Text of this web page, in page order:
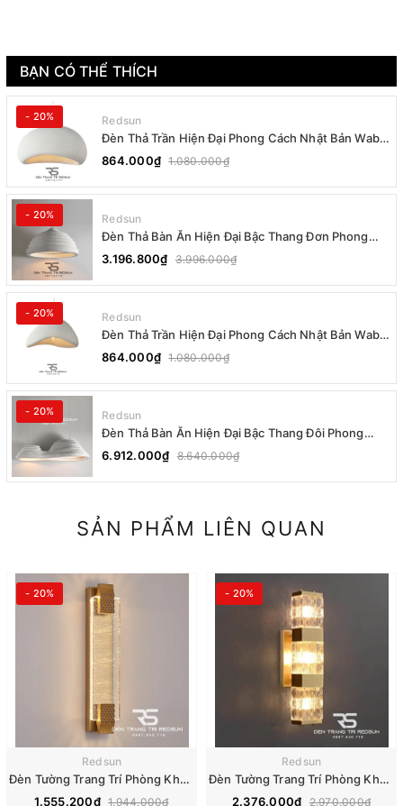
BẠN CÓ THỂ THÍCH
- 20% Redsun
Đèn Thả Trần Hiện Đại Phong Cách Nhật Bản Wabi-
sabi CDT-T036 Dáng B
864.000₫ 1.080.000₫
- 20% Redsun
Đèn Thả Bàn Ăn Hiện Đại Bậc Thang Đơn Phong
Cách Nhật Bản Wabi-sabi DC-T078B
3.196.800₫ 3.996.000₫
- 20% Redsun
Đèn Thả Trần Hiện Đại Phong Cách Nhật Bản Wabi-
sabi CDT-T036 Dáng A
864.000₫ 1.080.000₫
- 20% Redsun
Đèn Thả Bàn Ăn Hiện Đại Bậc Thang Đôi Phong
Cách Nhật Bản Wabi-sabi DC-T078A
6.912.000₫ 8.640.000₫
SẢN PHẨM LIÊN QUAN
- 20%
Redsun
Đèn Tường Trang Trí Phòng Khách, Phòng Ngủ, Cầu Thang Phong Cách Bắc Âu Chất Liệu Pha Lê DTP-001
1.555.200₫ 1.944.000₫
- 20%
Redsun
Đèn Tường Trang Trí Phòng Khách, Phòng Ngủ, Cầu Thang Phong Cách Bắc Âu Chất Liệu Pha Lê DTP-008
2.376.000₫ 2.970.000₫